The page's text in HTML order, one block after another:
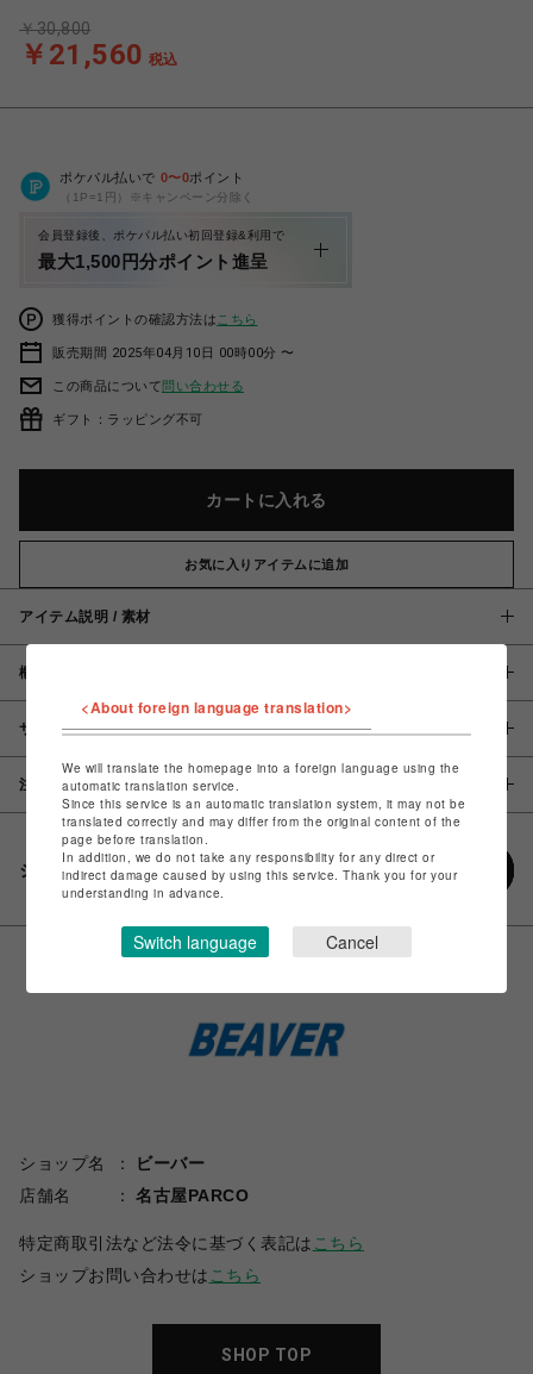
￥21,560 税込
￥30,800
ポケパル払いで 0〜0ポイント
（1P=1円）※キャンペーン分除く
会員登録後、ポケパル払い初回登録&利用で
最大1,500円分ポイント進呈
獲得ポイントの確認方法は こちら
販売期間 2025年04月10日 00時00分 〜
この商品について問い合わせる
ギフト：ラッピング不可
カートに入れる
お気に入りアイテムに追加
アイテム説明 / 素材
概要
サイズ
注意事項
シェアする
ショップ名
ビーバー
店舗名
名古屋PARCO
特定商取引法など法令に基づく表記は こちら
ショップお問い合わせは こちら
SHOP TOP
<About foreign language translation>
We will translate the homepage into a foreign language using the
automatic translation service.
Since this service is an automatic translation system, it may not be
translated correctly and may differ from the original content of the
page before translation.
In addition, we do not take any responsibility for any direct or
indirect damage caused by using this service. Thank you for your
understanding in advance.
Switch language Cancel